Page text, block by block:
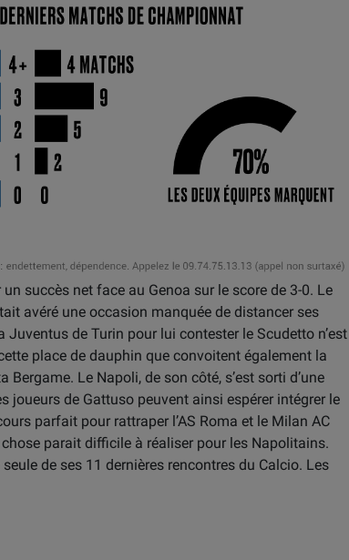
succès net face au Genoa sur le score de 3-0. Le
avéré une occasion manquée de distancer ses
de Turin pour lui contester le Scudetto n’est
place de dauphin que convoitent également la
Bergame. Le Napoli, de son côté, s’est sorti d’une
joueurs de Gattuso peuvent ainsi espérer intégrer le
parfait pour rattraper l’AS Roma et le Milan AC
parait difficile à réaliser pour les Napolitains.
de ses 11 dernières rencontres du Calcio. Les